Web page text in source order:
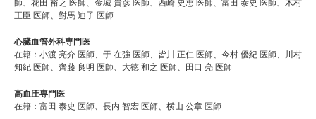
師、花田 裕之 医師、金城 貴彦 医師、西崎 史恵 医師、富田 泰史 医師、木村
正臣 医師、對馬 迪子 医師
心臓血管外科専門医
在籍：小渡 亮介 医師、于 在強 医師、皆川 正仁 医師、今村 優紀 医師、川村
知紀 医師、齊藤 良明 医師、大徳 和之 医師、田口 亮 医師
高血圧専門医
在籍：富田 泰史 医師、長内 智宏 医師、横山 公章 医師